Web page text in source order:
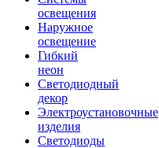
освещения
Наружное
освещение
Гибкий
неон
Светодиодный
декор
Электроустановочные
изделия
Светодиоды